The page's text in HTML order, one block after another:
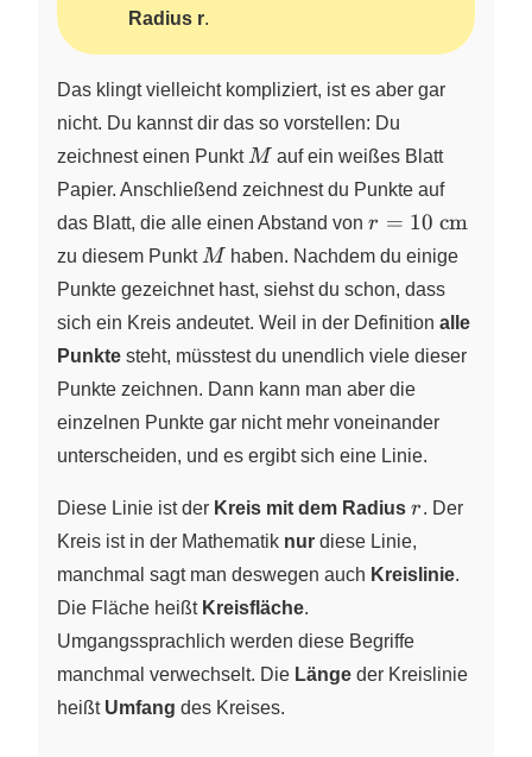
Radius r.
Das klingt vielleicht kompliziert, ist es aber gar
nicht. Du kannst dir das so vorstellen: Du
zeichnest einen Punkt M
M auf ein weißes Blatt
Papier. Anschließend zeichnest du Punkte auf
das Blatt, die alle einen Abstand von r =
\pu{10cm}
r = 10 cm
zu diesem Punkt M
M haben. Nachdem du einige
Punkte gezeichnet hast, siehst du schon, dass
sich ein Kreis andeutet. Weil in der Definition alle
Punkte steht, müsstest du unendlich viele dieser
Punkte zeichnen. Dann kann man aber die
einzelnen Punkte gar nicht mehr voneinander
unterscheiden, und es ergibt sich eine Linie.
Diese Linie ist der Kreis mit dem Radius r
r. Der
Kreis ist in der Mathematik nur diese Linie,
manchmal sagt man deswegen auch Kreislinie.
Die Fläche heißt Kreisfläche.
Umgangssprachlich werden diese Begriffe
manchmal verwechselt. Die Länge der Kreislinie
heißt Umfang des Kreises.